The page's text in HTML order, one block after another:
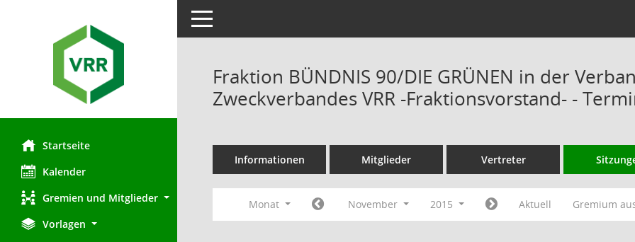
Startseite
Kalender
Gremien und Mitglieder
Vorlagen
Toggle navigation
Fraktion BÜNDNIS 90/DIE GRÜNEN in der
Zweckverbandes VRR -Fraktionsvorstand- -
Informationen Mitglieder Vertreter
Monat November 2015 Aktuell Gremium